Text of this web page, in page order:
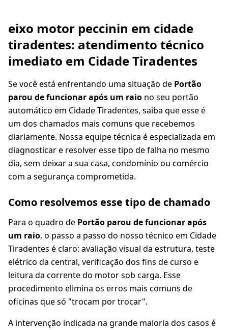
eixo motor peccinin em cidade
tiradentes: atendimento técnico
imediato em Cidade Tiradentes
Se você está enfrentando uma situação de Portão
parou de funcionar após um raio no seu portão
automático em Cidade Tiradentes, saiba que esse é
um dos chamados mais comuns que recebemos
diariamente. Nossa equipe técnica é especializada em
diagnosticar e resolver esse tipo de falha no mesmo
dia, sem deixar a sua casa, condomínio ou comércio
com a segurança comprometida.
Como resolvemos esse tipo de chamado
Para o quadro de Portão parou de funcionar após
um raio, o passo a passo do nosso técnico em Cidade
Tiradentes é claro: avaliação visual da estrutura, teste
elétrico da central, verificação dos fins de curso e
leitura da corrente do motor sob carga. Esse
procedimento elimina os erros mais comuns de
oficinas que só "trocam por trocar".
A intervenção indicada na grande maioria dos casos é